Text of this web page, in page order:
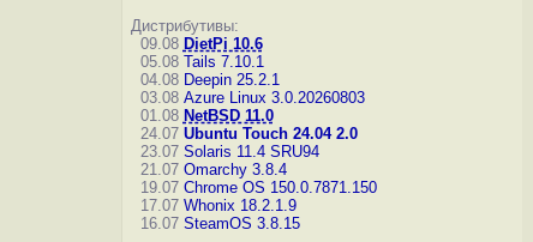
Дистрибутивы:
09.08 DietPi 10.6
05.08 Tails 7.10.1
04.08 Deepin 25.2.1
03.08 Azure Linux 3.0.20260803
01.08 NetBSD 11.0
24.07 Ubuntu Touch 24.04 2.0
23.07 Solaris 11.4 SRU94
21.07 Omarchy 3.8.4
19.07 Chrome OS 150.0.7871.150
17.07 Whonix 18.2.1.9
16.07 SteamOS 3.8.15